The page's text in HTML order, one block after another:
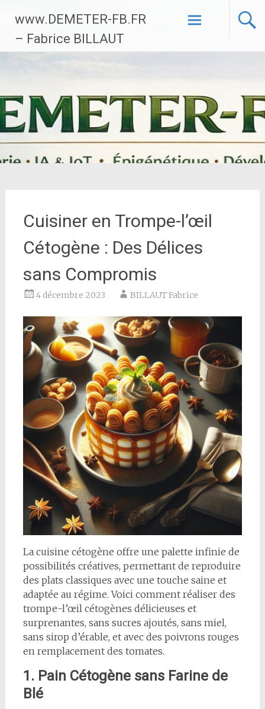
contenu
principal
www.DEMETER-FB.FR
– Fabrice BILLAUT
Cuisiner en Trompe-l’œil
Cétogène : Des Délices
sans Compromis
4 décembre 2023 BILLAUT Fabrice
La cuisine cétogène offre une palette infinie de
possibilités créatives, permettant de reproduire
des plats classiques avec une touche saine et
adaptée au régime. Voici comment réaliser des
trompe-l’œil cétogènes délicieuses et
surprenantes, sans sucres ajoutés, sans miel,
sans sirop d’érable, et avec des poivrons rouges
en remplacement des tomates.
1. Pain Cétogène sans Farine de
Blé